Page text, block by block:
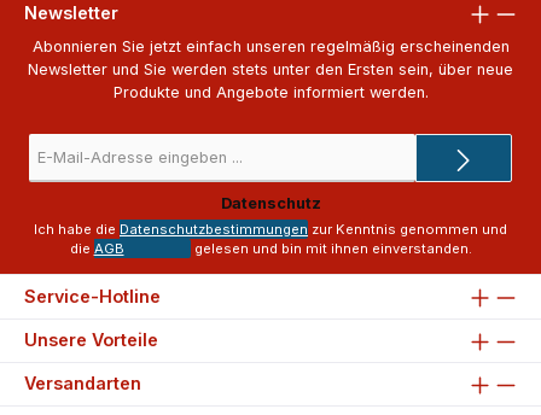
Newsletter
Abonnieren Sie jetzt einfach unseren regelmäßig erscheinenden
Newsletter und Sie werden stets unter den Ersten sein, über neue
Produkte und Angebote informiert werden.
Mail-
Adresse
*
Datenschutz
Ich habe die Datenschutzbestimmungen zur Kenntnis genommen und
die AGB gelesen und bin mit ihnen einverstanden.
Service-Hotline
Unsere Vorteile
Versandarten